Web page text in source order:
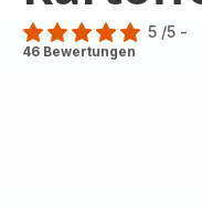
Bewertung
5 /5 -
46 Bewertungen